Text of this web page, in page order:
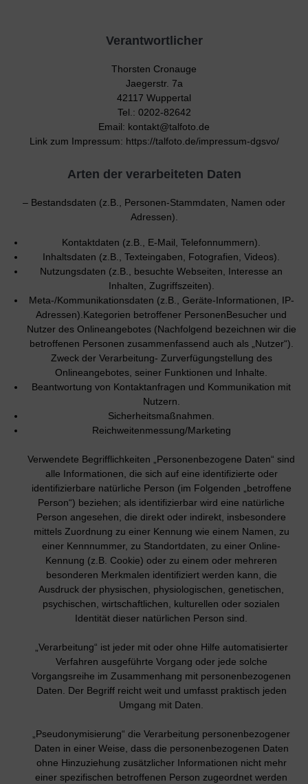
Verantwortlicher
Thorsten Cronauge
Jaegerstr. 7a
42117 Wuppertal
Tel.: 0202-82642
Email: kontakt@talfoto.de
Link zum Impressum: https://talfoto.de/impressum-dgsvo/
Arten der verarbeiteten Daten
– Bestandsdaten (z.B., Personen-Stammdaten, Namen oder
Adressen).
Kontaktdaten (z.B., E-Mail, Telefonnummern).
Inhaltsdaten (z.B., Texteingaben, Fotografien, Videos).
Nutzungsdaten (z.B., besuchte Webseiten, Interesse an
Inhalten, Zugriffszeiten).
Meta-/Kommunikationsdaten (z.B., Geräte-Informationen, IP-
Adressen).Kategorien betroffener PersonenBesucher und
Nutzer des Onlineangebotes (Nachfolgend bezeichnen wir die
betroffenen Personen zusammenfassend auch als „Nutzer“).
Zweck der Verarbeitung- Zurverfügungstellung des
Onlineangebotes, seiner Funktionen und Inhalte.
Beantwortung von Kontaktanfragen und Kommunikation mit
Nutzern.
Sicherheitsmaßnahmen.
Reichweitenmessung/Marketing
Verwendete Begrifflichkeiten „Personenbezogene Daten“ sind
alle Informationen, die sich auf eine identifizierte oder
identifizierbare natürliche Person (im Folgenden „betroffene
Person“) beziehen; als identifizierbar wird eine natürliche
Person angesehen, die direkt oder indirekt, insbesondere
mittels Zuordnung zu einer Kennung wie einem Namen, zu
einer Kennnummer, zu Standortdaten, zu einer Online-
Kennung (z.B. Cookie) oder zu einem oder mehreren
besonderen Merkmalen identifiziert werden kann, die
Ausdruck der physischen, physiologischen, genetischen,
psychischen, wirtschaftlichen, kulturellen oder sozialen
Identität dieser natürlichen Person sind.
„Verarbeitung“ ist jeder mit oder ohne Hilfe automatisierter
Verfahren ausgeführte Vorgang oder jede solche
Vorgangsreihe im Zusammenhang mit personenbezogenen
Daten. Der Begriff reicht weit und umfasst praktisch jeden
Umgang mit Daten.
„Pseudonymisierung“ die Verarbeitung personenbezogener
Daten in einer Weise, dass die personenbezogenen Daten
ohne Hinzuziehung zusätzlicher Informationen nicht mehr
einer spezifischen betroffenen Person zugeordnet werden